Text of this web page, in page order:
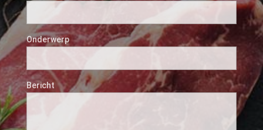
Onderwerp
Bericht